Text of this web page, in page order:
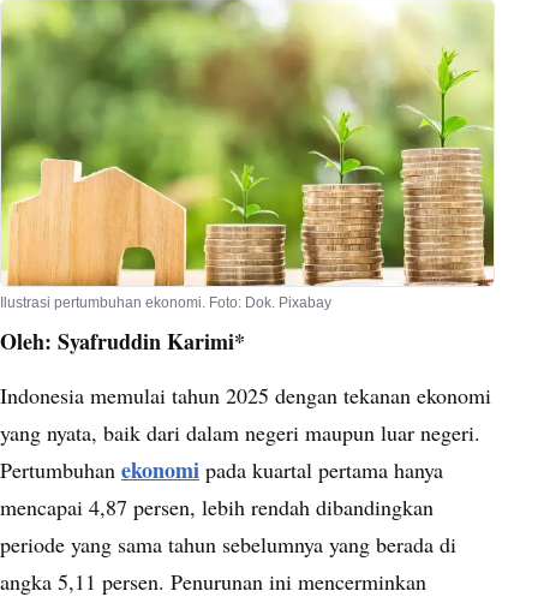
Ilustrasi pertumbuhan ekonomi. Foto: Dok. Pixabay
Oleh: Syafruddin Karimi*
Indonesia memulai tahun 2025 dengan tekanan ekonomi
yang nyata, baik dari dalam negeri maupun luar negeri.
Pertumbuhan ekonomi pada kuartal pertama hanya
mencapai 4,87 persen, lebih rendah dibandingkan
periode yang sama tahun sebelumnya yang berada di
angka 5,11 persen. Penurunan ini mencerminkan